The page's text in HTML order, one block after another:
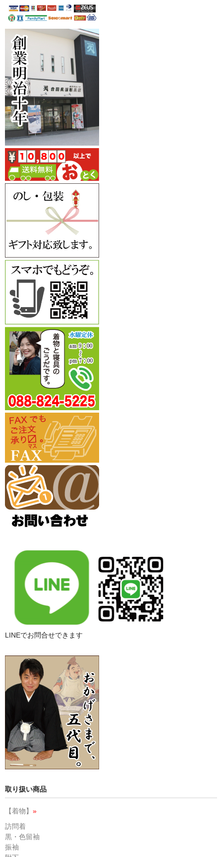
LINEでお問合せできます
取り扱い商品
【着物】 »
訪問着
黒・色留袖
振袖